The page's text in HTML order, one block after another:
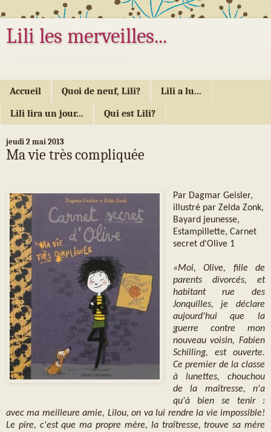
Lili les merveilles...
Accueil Quoi de neuf, Lili? Lili a lu...
Lili lira un jour... Qui est Lili?
jeudi 2 mai 2013
Ma vie très compliquée
Par Dagmar Geisler,
illustré par Zelda Zonk,
Bayard jeunesse,
Estampillette, Carnet
secret d'Olive 1
«Moi, Olive, fille de
parents divorcés, et
habitant rue des
Jonquilles, je déclare
aujourd'hui que la
guerre contre mon
nouveau voisin, Fabien
Schilling, est ouverte.
Ce premier de la classe
à lunettes, chouchou
de la maîtresse, n'a
qu'à bien se tenir :
avec ma meilleure amie, Lilou, on va lui rendre la vie impossible!
Le pire, c'est que ma propre mère, la traîtresse, trouve sa mère